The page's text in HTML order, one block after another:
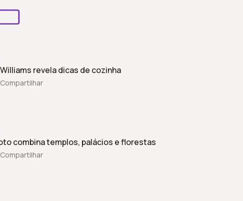
revela dicas de cozinha
Compartilhar
combina templos, palácios e florestas
Compartilhar